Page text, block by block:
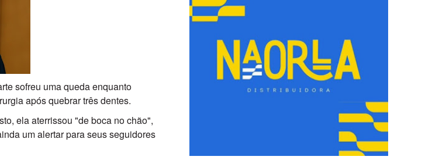
sofreu uma queda enquanto
após quebrar três dentes.
ela aterrissou "de boca no chão",
um alertar para seus seguidores